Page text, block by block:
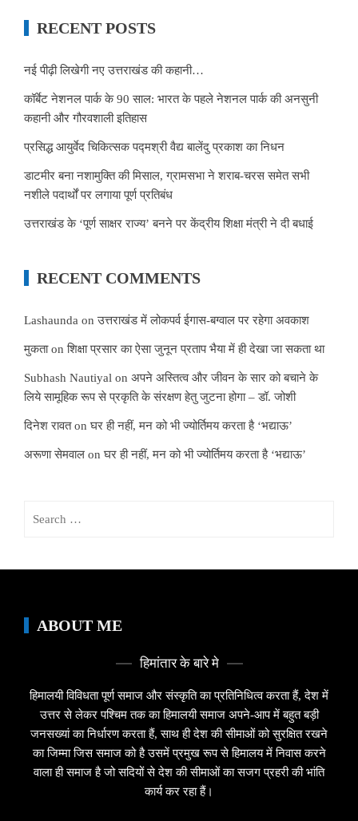
RECENT POSTS
नई पीढ़ी लिखेगी नए उत्तराखंड की कहानी…
कॉर्बेट नेशनल पार्क के 90 साल: भारत के पहले नेशनल पार्क की अनसुनी
कहानी और गौरवशाली इतिहास
प्रसिद्ध आयुर्वेद चिकित्सक पद्मश्री वैद्य बालेंदु प्रकाश का निधन
डाटमीर बना नशामुक्ति की मिसाल, ग्रामसभा ने शराब-चरस समेत सभी
नशीले पदार्थों पर लगाया पूर्ण प्रतिबंध
उत्तराखंड के ‘पूर्ण साक्षर राज्य’ बनने पर केंद्रीय शिक्षा मंत्री ने दी बधाई
RECENT COMMENTS
Lashaunda onउत्तराखंड में लोकपर्व ईगास-बग्वाल पर रहेगा अवकाश
मुकताonशिक्षा प्रसार का ऐसा जुनून प्रताप भैया में ही देखा जा सकता था
Subhash Nautiyal on अपने अस्तित्व और जीवन के सार को बचाने के
लिये सामूहिक रूप से प्रकृति के संरक्षण हेतु जुटना होगा – डॉ. जोशी
दिनेश रावतonघर ही नहीं, मन को भी ज्योर्तिमय करता है ‘भद्याऊ’
अरूणा सेमवाल onघर ही नहीं, मन को भी ज्योर्तिमय करता है ‘भद्याऊ’
ABOUT ME
हिमांतार के बारे मे
हिमालयी विविधता पूर्ण समाज और संस्कृति का प्रतिनिधित्व करता हैं, देश में
उत्तर से लेकर पश्चिम तक का हिमालयी समाज अपने-आप में बहुत बड़ी
जनसख्यां का निर्धारण करता हैं, साथ ही देश की सीमाओं को सुरक्षित रखने
का जिम्मा जिस समाज को है उसमें प्रमुख रूप से हिमालय में निवास करने
वाला ही समाज है जो सदियों से देश की सीमाओं का सजग प्रहरी की भांति
कार्य कर रहा हैं।